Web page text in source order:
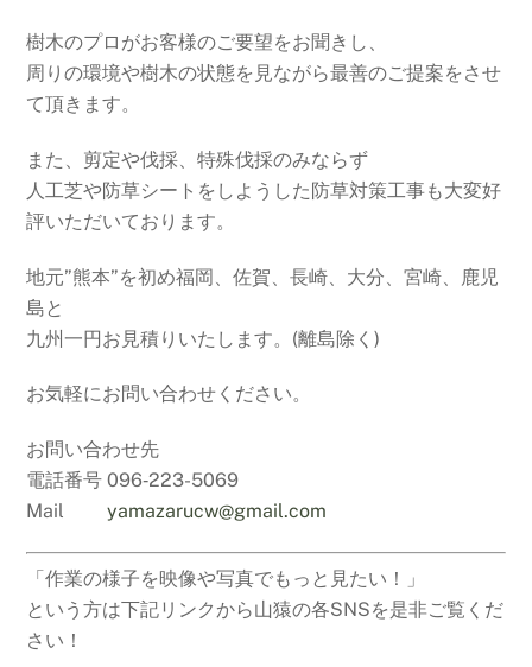
樹木のプロがお客様のご要望をお聞きし、
周りの環境や樹木の状態を見ながら最善のご提案をさせ
て頂きます。
また、剪定や伐採、特殊伐採のみならず
人工芝や防草シートをしようした防草対策工事も大変好
評いただいております。
地元”熊本”を初め福岡、佐賀、長崎、大分、宮崎、鹿児
島と
九州一円お見積りいたします。(離島除く)
お気軽にお問い合わせください。
お問い合わせ先
電話番号 096‐223-5069
Mailyamazarucw@gmail.com
「作業の様子を映像や写真でもっと見たい！」
という方は下記リンクから山猿の各SNSを是非ご覧くだ
さい！